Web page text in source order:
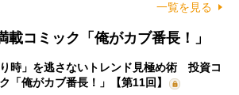
一覧を見る
載コミック「俺がカブ番長！」
り時」を逃さないトレンド見極め術 投資コ
「俺がカブ番長！」【第11回】